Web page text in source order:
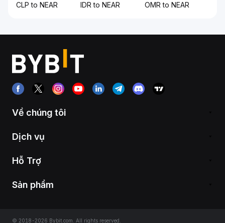
CLP to NEAR IDR to NEAR OMR to NEAR
Về chúng tôi
Dịch vụ
Hỗ Trợ
Sản phẩm
© 2018-2026 Bybit.com. All rights reserved.